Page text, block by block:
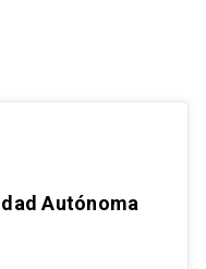
Autónoma